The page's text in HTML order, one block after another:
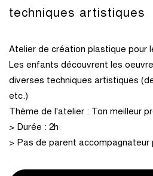
techniques artistiques
Atelier de création plastique pour
Les enfants découvrent les
diverses techniques artistiques
etc.)
Thème de l'atelier : Ton meilleur
> Durée : 2h
> Pas de parent